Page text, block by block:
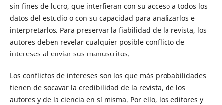
sin fines de lucro, que interfieran con su acceso a todos los
datos del estudio o con su capacidad para analizarlos e
interpretarlos. Para preservar la fiabilidad de la revista, los
autores deben revelar cualquier posible conflicto de
intereses al enviar sus manuscritos.
Los conflictos de intereses son los que más probabilidades
tienen de socavar la credibilidad de la revista, de los
autores y de la ciencia en sí misma. Por ello, los editores y